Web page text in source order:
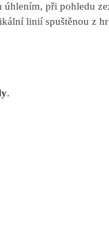
úhlením, při pohledu
linií spuštěnou z
.